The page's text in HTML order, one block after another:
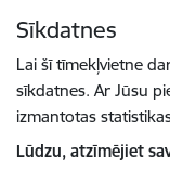
Sīkdatnes
Lai šī tīmekļvietne
sīkdatnes. Ar Jūsu
izmantotas
Lūdzu, atzīmējiet